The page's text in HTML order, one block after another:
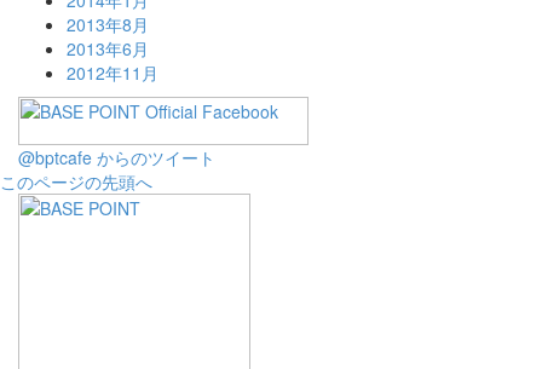
2013年8月
2013年6月
2012年11月
@bptcafe からのツイート
このページの先頭へ